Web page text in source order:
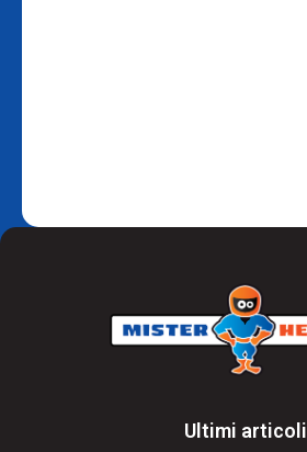
Ultimi articoli